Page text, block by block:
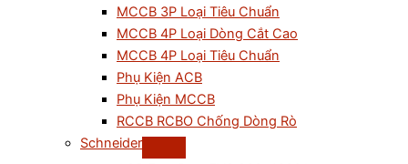
MCCB 3P Loại Tiêu Chuẩn
MCCB 4P Loại Dòng Cắt Cao
MCCB 4P Loại Tiêu Chuẩn
Phụ Kiện ACB
Phụ Kiện MCCB
RCCB RCBO Chống Dòng Rò
Schneider